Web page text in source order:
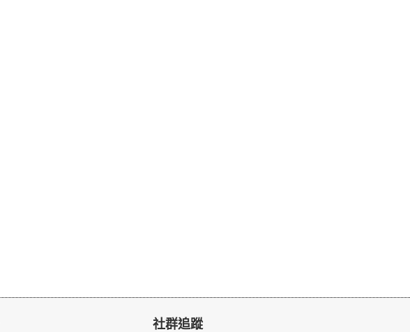
社群追蹤